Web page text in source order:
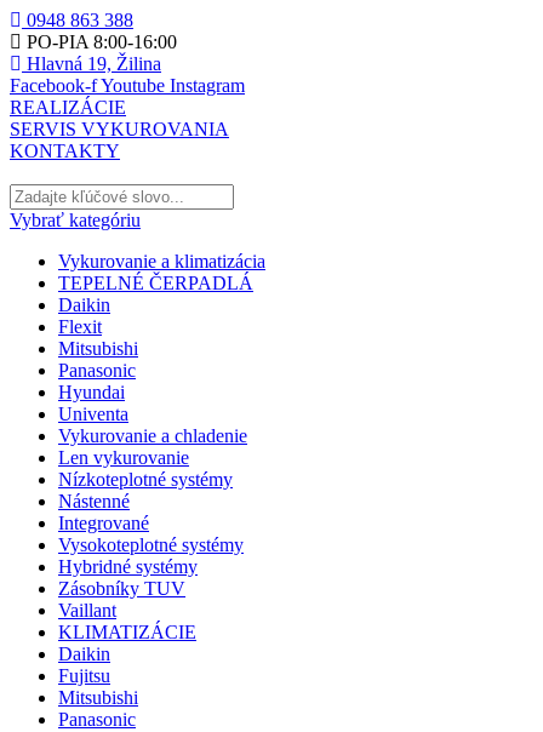
0948 863 388
PO-PIA 8:00-16:00
Hlavná 19, Žilina
Facebook-fYoutube Instagram
REALIZÁCIE
SERVIS VYKUROVANIA
KONTAKTY
Vybrať kategóriu
Vykurovanie a klimatizácia
TEPELNÉ ČERPADLÁ
Daikin
Flexit
Mitsubishi
Panasonic
Hyundai
Univenta
Vykurovanie a chladenie
Len vykurovanie
Nízkoteplotné systémy
Nástenné
Integrované
Vysokoteplotné systémy
Hybridné systémy
Zásobníky TUV
Vaillant
KLIMATIZÁCIE
Daikin
Fujitsu
Mitsubishi
Panasonic